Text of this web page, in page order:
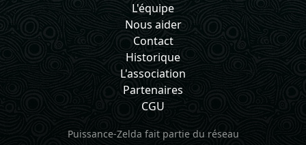
L'équipe
Nous aider
Contact
Historique
L'association
Partenaires
CGU
Puissance-Zelda fait partie du réseau